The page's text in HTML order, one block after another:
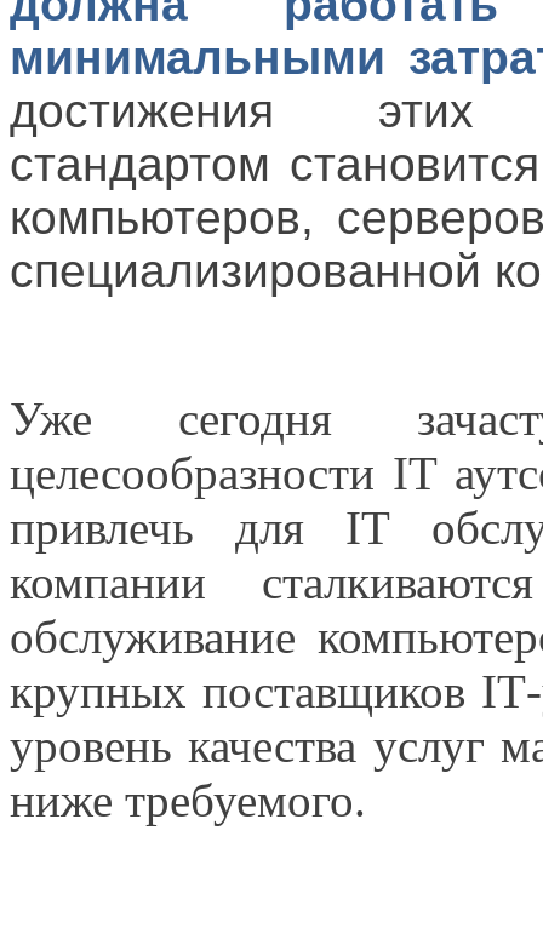
минимальными
достижения этих
стандартом
компьютеров,
специализированной
Уже сегодня
целесообразности IТ
привлечь для IТ
компании
обслуживание
крупных поставщиков
уровень качества услуг
ниже требуемого.